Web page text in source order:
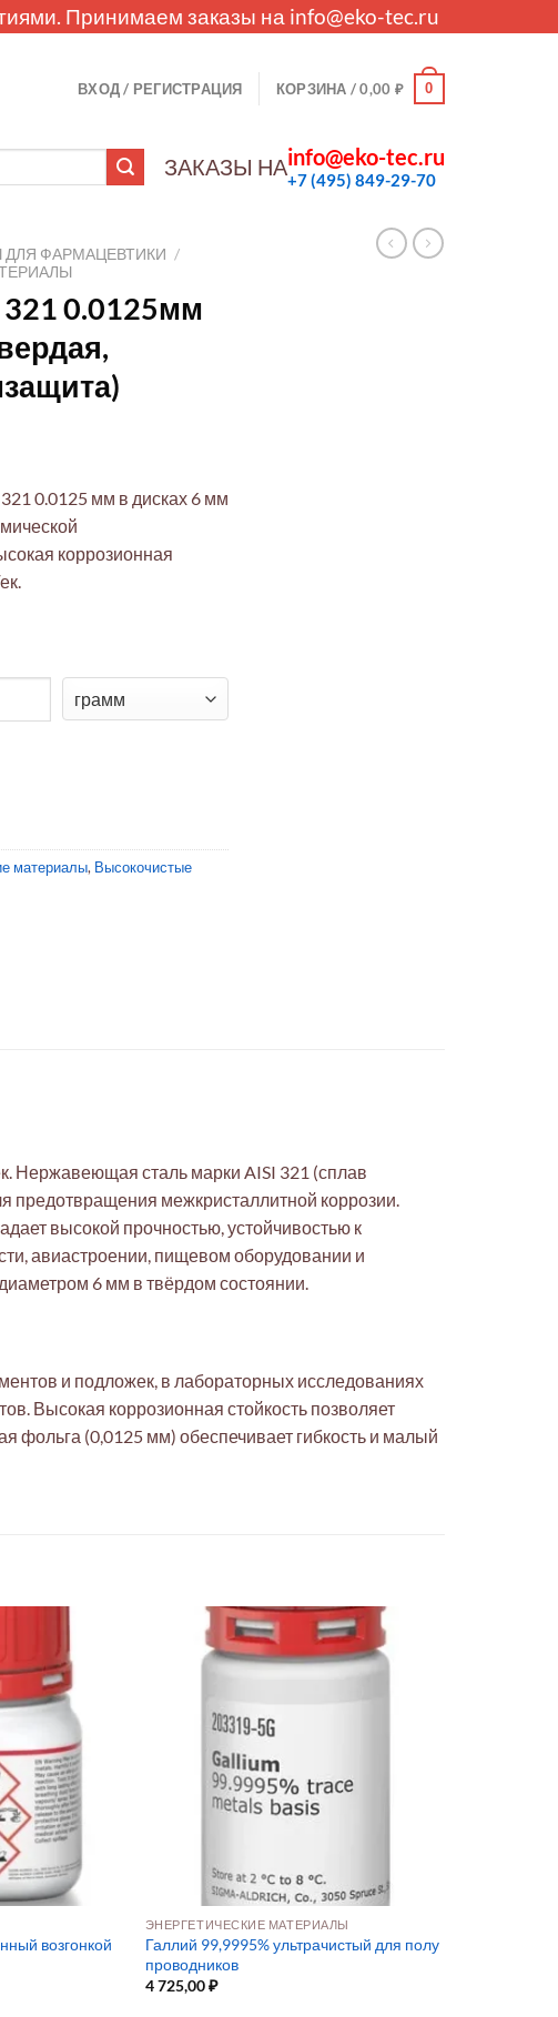
Принимаем заказы на info@eko-tec.ru
ВХОД / РЕГИСТРАЦИЯ КОРЗИНА /0,00 ₽ 0
ЗАКАЗЫ НАinfo@eko-tec.ru
+7 (495) 849-29-70
ДЛЯ ФАРМАЦЕВТИКИ /
321 0.0125мм
0.0125 мм в дисках 6 мм
коррозионная
материалы, Высокочистые
Нержавеющая сталь марки AISI 321 (сплав
предотвращения межкристаллитной коррозии.
высокой прочностью, устойчивостью к
авиастроении, пищевом оборудовании и
6 мм в твёрдом состоянии.
и подложек, в лабораторных исследованиях
Высокая коррозионная стойкость позволяет
фольга (0,0125 мм) обеспечивает гибкость и малый
возгонкой
ЭНЕРГЕТИЧЕСКИЕ МАТЕРИАЛЫ
Галлий 99,9995% ультрачистый для полу
проводников
4 725,00₽